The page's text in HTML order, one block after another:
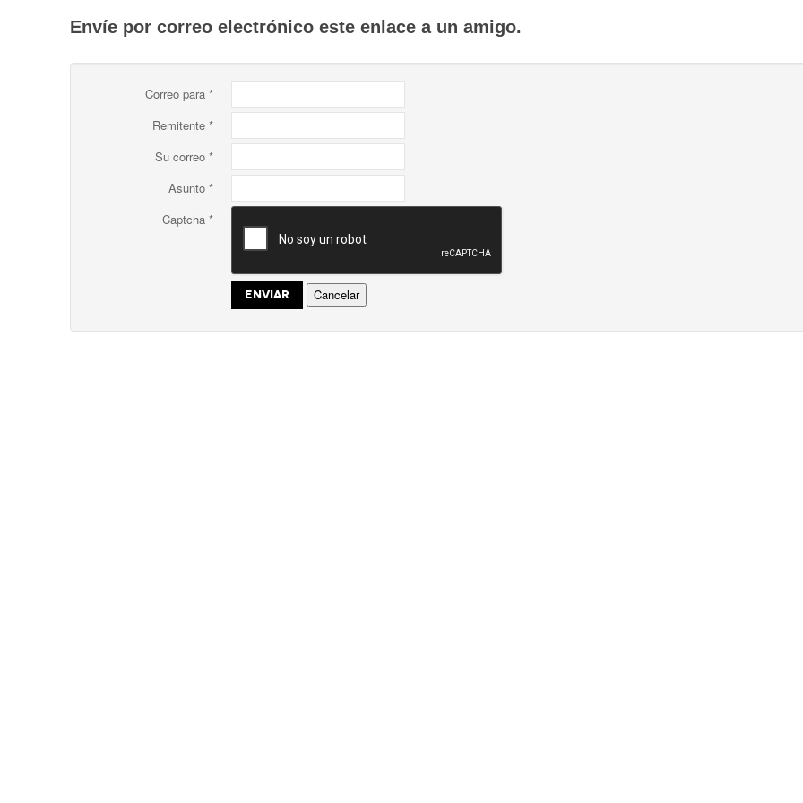
Envíe por correo electrónico este enlace a un amigo.
Correo para *
Remitente *
Su correo *
Asunto *
Captcha *
ENVIAR Cancelar